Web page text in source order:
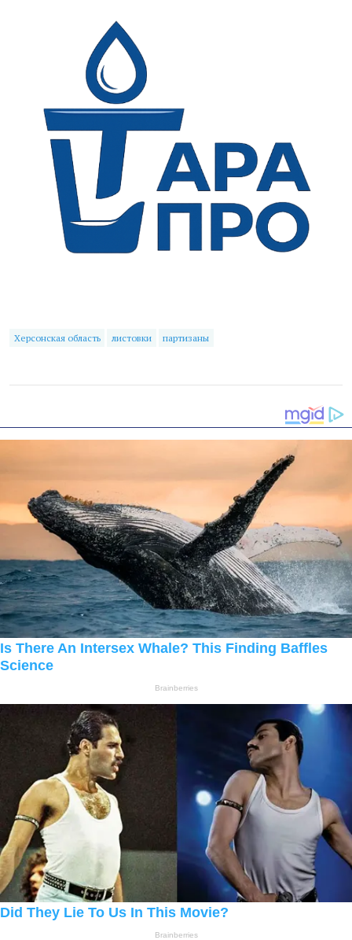
Херсонская область листовки партизаны